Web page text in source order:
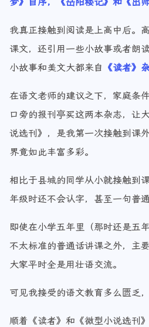
我真正接触到阅读是上高中后。
课文，还引用一些小故事或者朗
小故事和美文大都来自 《读者》
在语文老师的建议之下，家庭条
口旁的报刊亭买这两本杂志，让
说选刊》，是我第一次接触到课
界竟如此丰富多彩。
相比于县城的同学从小就接触到
年级时还不会认字，甚至一句普
即使在小学五年里（那时还是五
不太标准的普通话讲课之外，主
大家平时全是用壮语交流。
可见我接受的语文教育多么匮乏
顺着《读者》和《微型小说选刊